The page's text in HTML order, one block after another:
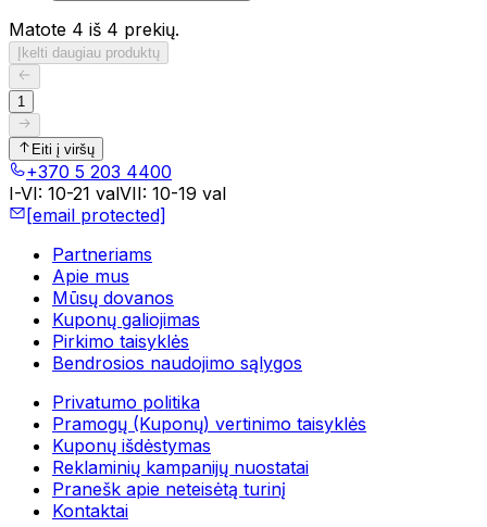
Matote 4 iš 4 prekių.
Įkelti daugiau produktų
1
Eiti į viršų
+370 5 203 4400
I-VI: 10-21 valVII: 10-19 val
[email protected]
Partneriams
Apie mus
Mūsų dovanos
Kuponų galiojimas
Pirkimo taisyklės
Bendrosios naudojimo sąlygos
Privatumo politika
Pramogų (Kuponų) vertinimo taisyklės
Kuponų išdėstymas
Reklaminių kampanijų nuostatai
Pranešk apie neteisėtą turinį
Kontaktai